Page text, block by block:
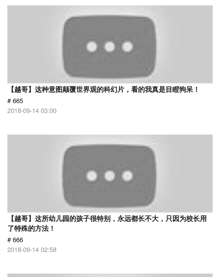
【越哥】这种意图颠覆世界观的科幻片，看的我真是目瞪狗呆！
# 665
2018-09-14 03:00
【越哥】这所幼儿园的孩子很特别，永远都长不大，只因为校长用
了特殊的方法！
# 666
2018-09-14 02:58